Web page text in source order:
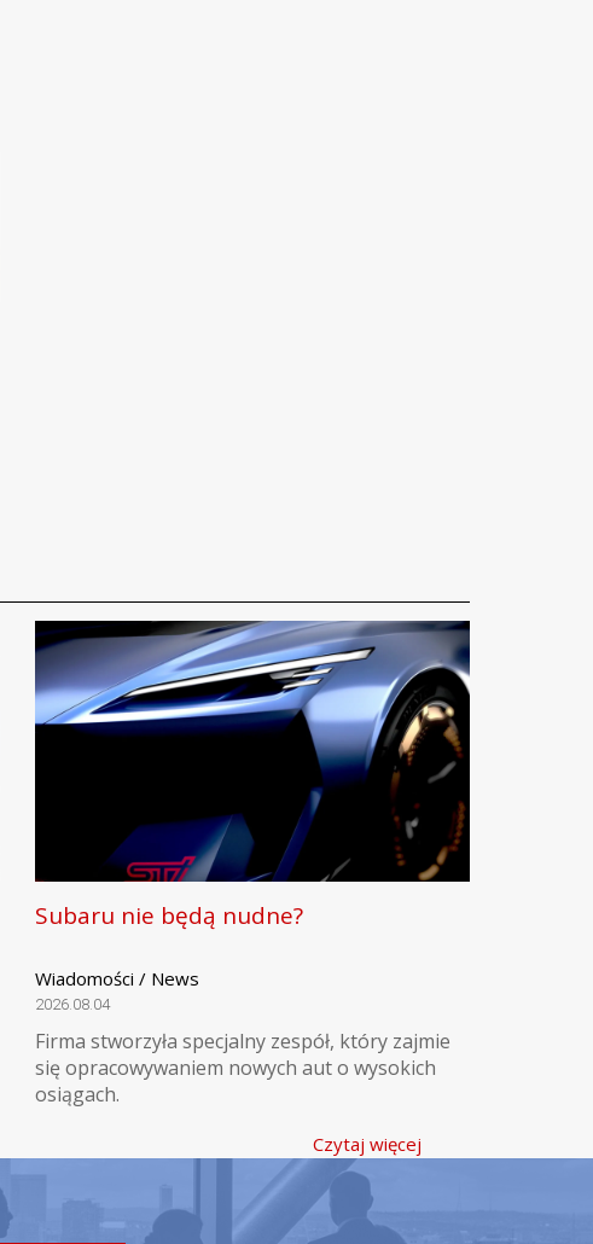
Subaru nie będą nudne?
Wiadomości / News
2026.08.04
Firma stworzyła specjalny zespół, który zajmie
się opracowywaniem nowych aut o wysokich
osiągach.
Czytaj więcej